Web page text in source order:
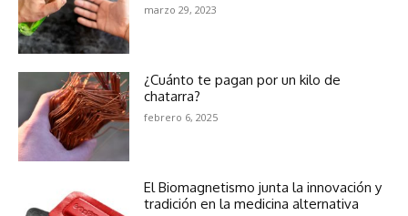
marzo 29, 2023
¿Cuánto te pagan por un kilo de
chatarra?
febrero 6, 2025
El Biomagnetismo junta la innovación y
tradición en la medicina alternativa